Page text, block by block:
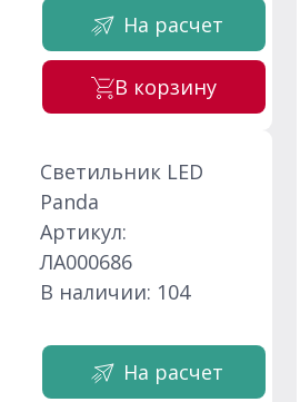
На расчет
В корзину
Светильник LED
Panda
Артикул:
ЛА000686
В наличии: 104
На расчет